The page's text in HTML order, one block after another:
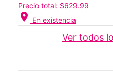
Precio total: $629.99
location_on En existencia
Ver todos